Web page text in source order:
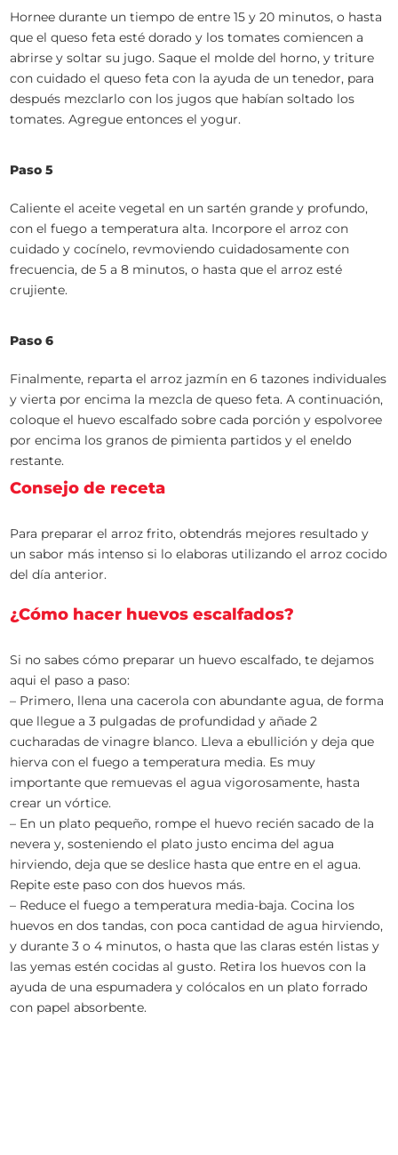
Hornee durante un tiempo de entre 15 y 20 minutos, o hasta
que el queso feta esté dorado y los tomates comiencen a
abrirse y soltar su jugo. Saque el molde del horno, y triture
con cuidado el queso feta con la ayuda de un tenedor, para
después mezclarlo con los jugos que habían soltado los
tomates. Agregue entonces el yogur.
Paso 5
Caliente el aceite vegetal en un sartén grande y profundo,
con el fuego a temperatura alta. Incorpore el arroz con
cuidado y cocínelo, revmoviendo cuidadosamente con
frecuencia, de 5 a 8 minutos, o hasta que el arroz esté
crujiente.
Paso 6
Finalmente, reparta el arroz jazmín en 6 tazones individuales
y vierta por encima la mezcla de queso feta. A continuación,
coloque el huevo escalfado sobre cada porción y espolvoree
por encima los granos de pimienta partidos y el eneldo
restante.
Consejo de receta
Para preparar el arroz frito, obtendrás mejores resultado y
un sabor más intenso si lo elaboras utilizando el arroz cocido
del día anterior.
¿Cómo hacer huevos escalfados?
Si no sabes cómo preparar un huevo escalfado, te dejamos
aqui el paso a paso:
– Primero, llena una cacerola con abundante agua, de forma
que llegue a 3 pulgadas de profundidad y añade 2
cucharadas de vinagre blanco. Lleva a ebullición y deja que
hierva con el fuego a temperatura media. Es muy
importante que remuevas el agua vigorosamente, hasta
crear un vórtice.
– En un plato pequeño, rompe el huevo recién sacado de la
nevera y, sosteniendo el plato justo encima del agua
hirviendo, deja que se deslice hasta que entre en el agua.
Repite este paso con dos huevos más.
– Reduce el fuego a temperatura media-baja. Cocina los
huevos en dos tandas, con poca cantidad de agua hirviendo,
y durante 3 o 4 minutos, o hasta que las claras estén listas y
las yemas estén cocidas al gusto. Retira los huevos con la
ayuda de una espumadera y colócalos en un plato forrado
con papel absorbente.